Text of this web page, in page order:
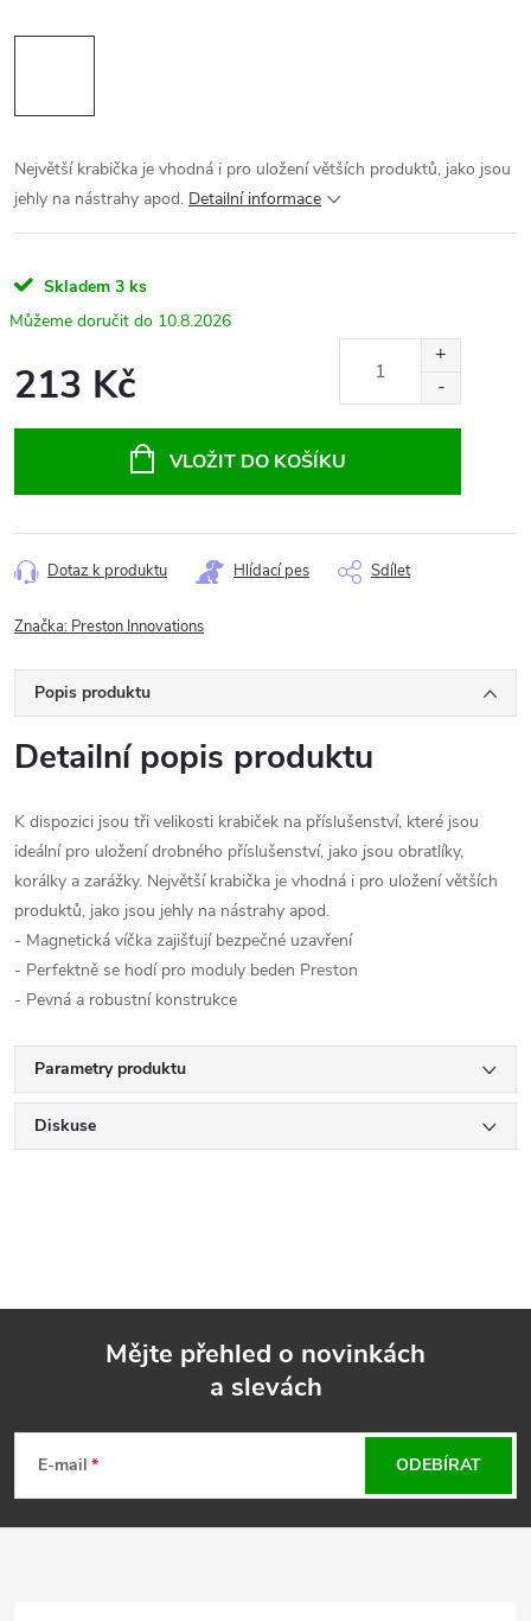
Největší krabička je vhodná i pro uložení větších produktů, jako jsou
jehly na nástrahy apod. Detailní informace
Skladem 3 ks
10.8.2026
213 Kč
VLOŽIT DO KOŠÍKU
Dotaz k produktu Hlídací pes Sdílet
Značka: Preston Innovations
Popis produktu
Detailní popis produktu
K dispozici jsou tři velikosti krabiček na příslušenství, které jsou
ideální pro uložení drobného příslušenství, jako jsou obratlíky,
korálky a zarážky. Největší krabička je vhodná i pro uložení větších
produktů, jako jsou jehly na nástrahy apod.
- Magnetická víčka zajišťují bezpečné uzavření
- Perfektně se hodí pro moduly beden Preston
- Pevná a robustní konstrukce
Parametry produktu
Diskuse
p
Mějte přehled o novinkách
a slevách
E-mail ODEBÍRAT